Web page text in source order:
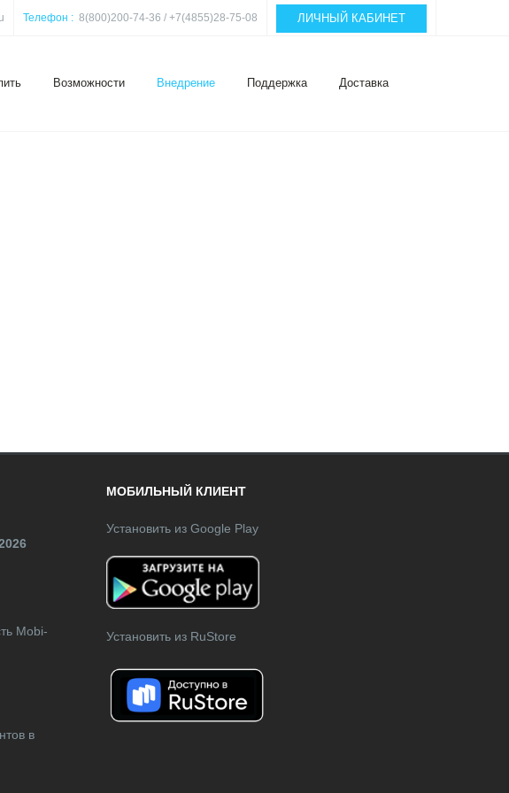
Телефон : 8(800)200-74-36 / +7(4855)28-75-08 ЛИЧНЫЙ КАБИНЕТ
Возможности Внедрение Поддержка Доставка
Mobi-
в
МОБИЛЬНЫЙ КЛИЕНТ
Установить из Google Play
Установить из RuStore